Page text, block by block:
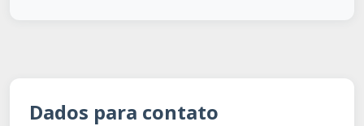
Dados para contato